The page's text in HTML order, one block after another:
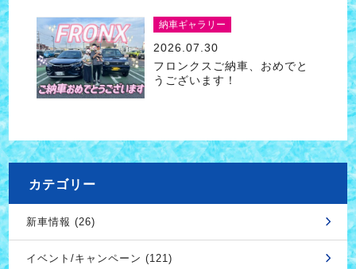
納車ギャラリー
2026.07.30
フロンクスご納車、おめでと
うございます！
カテゴリー
新車情報 (26)
イベント/キャンペーン (121)